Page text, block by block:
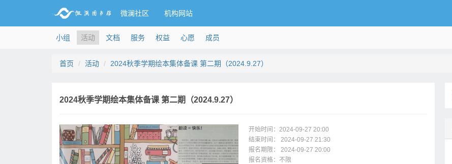
微澜社区 机构网站
小组 活动 文档 服务 权益 心愿 成员
首页 活动 2024秋季学期绘本集体备课 第二期（2024.9.27）
2024秋季学期绘本集体备课 第二期（2024.9.27）
开始时间：2024-09-27 20:00
结束时间： 2024-09-27 21:30
报名期限： 2024-09-27 20:00
报名资格：不限